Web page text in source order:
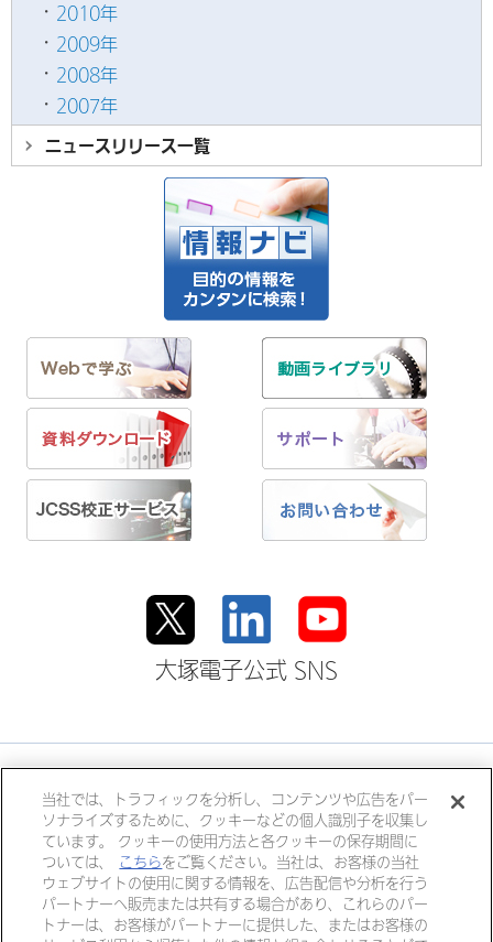
2010年
2009年
2008年
2007年
ニュースリリース一覧
大塚電子公式 SNS
大塚ホールディングス
大塚製薬 大塚製薬工場
大鵬薬品工業
大塚倉庫
大塚化学
大塚食品
大塚メディカルデバイス
当社では、トラフィックを分析し、コンテンツや広告をパー
ソナライズするために、クッキーなどの個人識別子を収集し
ています。 クッキーの使用方法と各クッキーの保存期間に
ついては、
こちらをご覧ください。当社は、お客様の当社
ウェブサイトの使用に関する情報を、広告配信や分析を行う
パートナーへ販売または共有する場合があり、これらのパー
トナーは、お客様がパートナーに提供した、またはお客様の